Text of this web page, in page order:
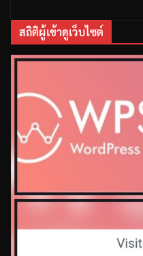
สถิติผู้เข้าดูเว็บไซต์